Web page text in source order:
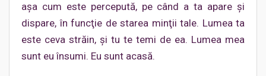
aşa cum este percepută, pe când a ta apare şi
dispare, în funcţie de starea minţii tale. Lumea ta
este ceva străin, şi tu te temi de ea. Lumea mea
sunt eu însumi. Eu sunt acasă.